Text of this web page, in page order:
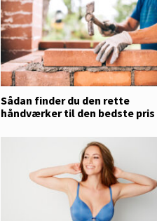
Sådan finder du den rette
håndværker til den bedste pris